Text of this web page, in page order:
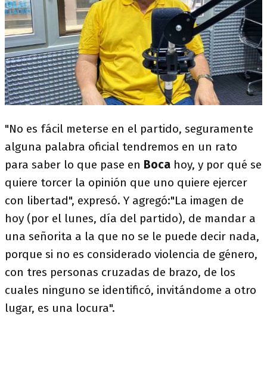
"No es fácil meterse en el partido, seguramente
alguna palabra oficial tendremos en un rato
para saber lo que pase en Boca hoy, y por qué se
quiere torcer la opinión que uno quiere ejercer
con libertad", expresó. Y agregó:"La imagen de
hoy (por el lunes, día del partido), de mandar a
una señorita a la que no se le puede decir nada,
porque si no es considerado violencia de género,
con tres personas cruzadas de brazo, de los
cuales ninguno se identificó, invitándome a otro
lugar, es una locura".